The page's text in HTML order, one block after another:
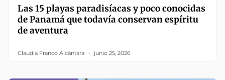
Las 15 playas paradisíacas y poco conocidas
de Panamá que todavía conservan espíritu
de aventura
Claudia Franco Alcántara junio 25, 2026